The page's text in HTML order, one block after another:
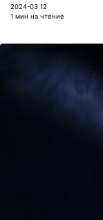
2024-03 12
1 мин на чтение